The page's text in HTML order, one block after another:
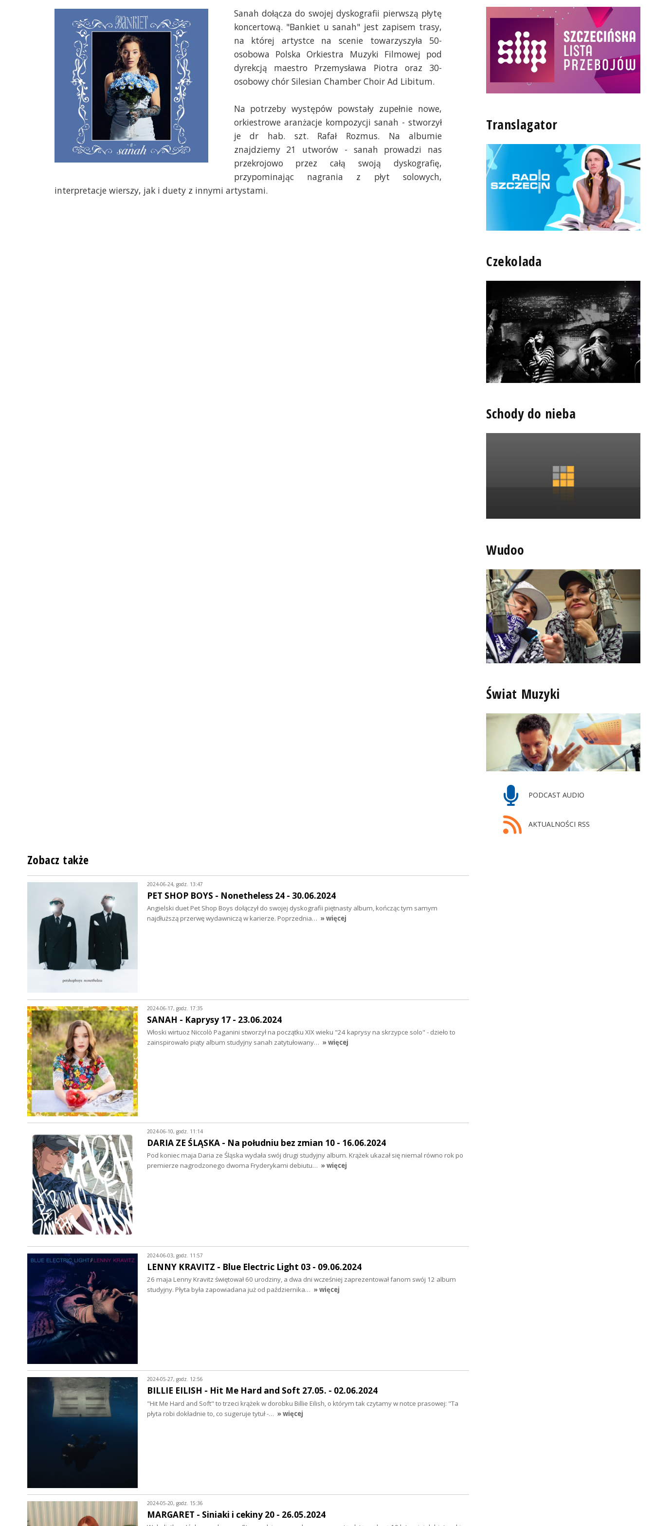
Sanah dołącza do swojej dyskografii pierwszą płytę
koncertową. "Bankiet u sanah" jest zapisem trasy,
na której artystce na scenie towarzyszyła 50-
osobowa Polska Orkiestra Muzyki Filmowej pod
dyrekcją maestro Przemysława Piotra oraz 30-
osobowy chór Silesian Chamber Choir Ad Libitum.
Na potrzeby występów powstały zupełnie nowe,
orkiestrowe aranżacje kompozycji sanah - stworzył
je dr hab. szt. Rafał Rozmus. Na albumie
znajdziemy 21 utworów - sanah prowadzi nas
przekrojowo przez całą swoją dyskografię,
przypominając nagrania z płyt solowych,
interpretacje wierszy, jak i duety z innymi artystami.
Translagator
Czekolada
Schody do nieba
Wudoo
Świat Muzyki
PODCAST AUDIO
AKTUALNOŚCI RSS
Zobacz także
2024-06-24, godz. 13:47
PET SHOP BOYS - Nonetheless 24 - 30.06.2024
Angielski duet Pet Shop Boys dołączył do swojej dyskografii piętnasty album, kończąc tym samym
najdłuższą przerwę wydawniczą w karierze. Poprzednia… » więcej
2024-06-17, godz. 17:35
SANAH - Kaprysy 17 - 23.06.2024
Włoski wirtuoz Niccolò Paganini stworzył na początku XIX wieku "24 kaprysy na skrzypce solo" - dzieło to
zainspirowało piąty album studyjny sanah zatytułowany… » więcej
2024-06-10, godz. 11:14
DARIA ZE ŚLĄSKA - Na południu bez zmian 10 - 16.06.2024
Pod koniec maja Daria ze Śląska wydała swój drugi studyjny album. Krążek ukazał się niemal równo rok po
premierze nagrodzonego dwoma Fryderykami debiutu… » więcej
2024-06-03, godz. 11:57
LENNY KRAVITZ - Blue Electric Light 03 - 09.06.2024
26 maja Lenny Kravitz świętował 60 urodziny, a dwa dni wcześniej zaprezentował fanom swój 12 album
studyjny. Płyta była zapowiadana już od października… » więcej
2024-05-27, godz. 12:56
BILLIE EILISH - Hit Me Hard and Soft 27.05. - 02.06.2024
"Hit Me Hard and Soft" to trzeci krążek w dorobku Billie Eilish, o którym tak czytamy w notce prasowej: "Ta
płyta robi dokładnie to, co sugeruje tytuł -… » więcej
2024-05-20, godz. 15:36
MARGARET - Siniaki i cekiny 20 - 26.05.2024